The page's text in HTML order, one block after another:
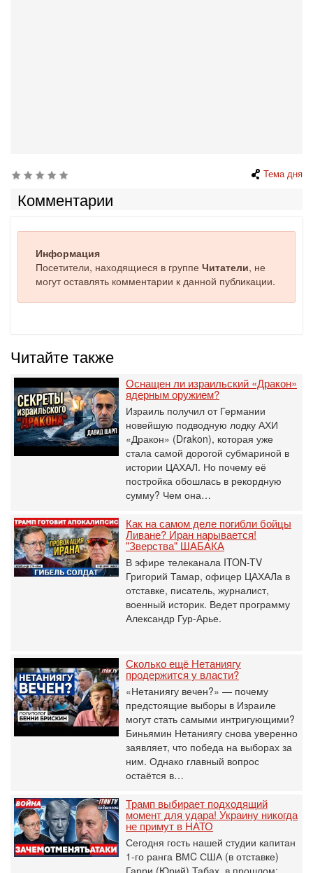
Тема дня
Комментарии
Информация
Посетители, находящиеся в группе Читатели, не
могут оставлять комментарии к данной публикации.
Читайте также
Оснащен ли израильский «Дракон»
ядерным оружием?
Израиль получил от Германии
новейшую подводную лодку АХИ
«Дракон» (Drakon), которая уже
стала самой дорогой субмариной в
истории ЦАХАЛ. Но почему её
постройка обошлась в рекордную
сумму? Чем она…
Как на самом деле погибли бойцы
Ливане? Иран нарывается!
"Зверства" ШАБАКА
В эфире телеканала ITON-TV
Григорий Тамар, офицер ЦАХАЛа в
отставке, писатель, журналист,
военный историк. Ведет программу
Александр Гур-Арье.
Сколько ещё Нетаниягу
продержится у власти?
«Нетаниягу вечен?» — почему
предстоящие выборы в Израиле
могут стать самыми интригующими?
Биньямин Нетаниягу снова уверенно
заявляет, что победа на выборах за
ним. Однако главный вопрос
остаётся в…
Трамп выбирает подходящий
момент для удара! Украину никогда
не примут в НАТО
Сегодня гость нашей студии капитан
1-го ранга ВМC США (в отставке)
Гарри (Юрий) Табах, в прошлом: